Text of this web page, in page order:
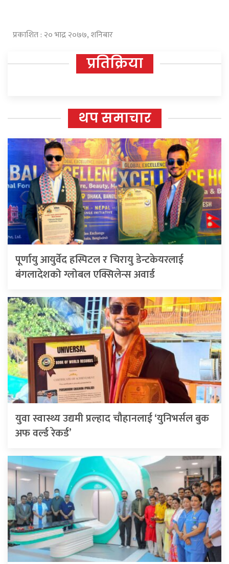
प्रकाशित : २० भाद्र २०७७, शनिबार
प्रतिक्रिया
थप समाचार
पूर्णायु आयुर्वेद हस्पिटल र चिरायु डेन्टकेयरलाई
बंगलादेशको ग्लोबल एक्सिलेन्स अवार्ड
युवा स्वास्थ्य उद्यमी प्रल्हाद चौहानलाई ‘युनिभर्सल बुक
अफ वर्ल्ड रेकर्ड’